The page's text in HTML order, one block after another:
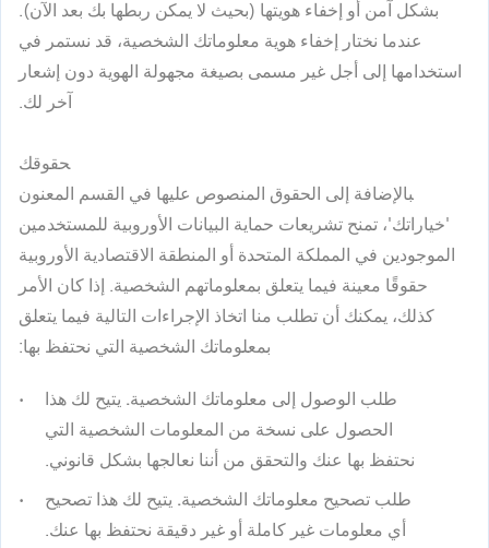
بشكل آمن أو إخفاء هويتها (بحيث لا يمكن ربطها بك بعد الآن).
عندما نختار إخفاء هوية معلوماتك الشخصية، قد نستمر في
استخدامها إلى أجل غير مسمى بصيغة مجهولة الهوية دون إشعار
آخر لك.
حقوقك
بالإضافة إلى الحقوق المنصوص عليها في القسم المعنون
'خياراتك'، تمنح تشريعات حماية البيانات الأوروبية للمستخدمين
الموجودين في المملكة المتحدة أو المنطقة الاقتصادية الأوروبية
حقوقًا معينة فيما يتعلق بمعلوماتهم الشخصية. إذا كان الأمر
كذلك، يمكنك أن تطلب منا اتخاذ الإجراءات التالية فيما يتعلق
بمعلوماتك الشخصية التي نحتفظ بها:
طلب الوصول إلى معلوماتك الشخصية. يتيح لك هذا
الحصول على نسخة من المعلومات الشخصية التي
نحتفظ بها عنك والتحقق من أننا نعالجها بشكل قانوني.
طلب تصحيح معلوماتك الشخصية. يتيح لك هذا تصحيح
أي معلومات غير كاملة أو غير دقيقة نحتفظ بها عنك.